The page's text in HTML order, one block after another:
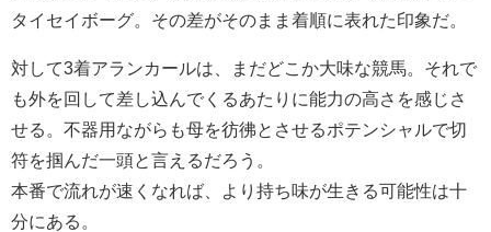
タイセイボーグ。その差がそのまま着順に表れた印象だ。
対して3着アランカールは、まだどこか大味な競馬。それで
も外を回して差し込んでくるあたりに能力の高さを感じさ
せる。不器用ながらも母を彷彿とさせるポテンシャルで切
符を掴んだ一頭と言えるだろう。
本番で流れが速くなれば、より持ち味が生きる可能性は十
分にある。